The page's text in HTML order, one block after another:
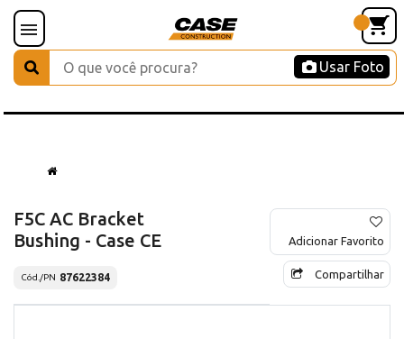
Usar Foto
F5C AC Bracket
Bushing - Case CE
Cód./PN 87622384
Adicionar Favorito
Compartilhar